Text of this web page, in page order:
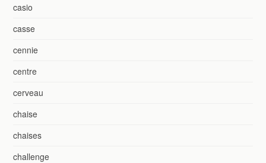
casio
casse
cennie
centre
cerveau
chaise
chaises
challenge